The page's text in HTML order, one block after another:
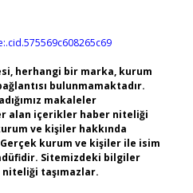
herhangi bir marka, kurum
bulunmamaktadır.
makaleler
alan içerikler haber niteliği
ve kişiler hakkında
kurum ve kişiler ile isim
Sitemizdeki bilgiler
taşımazlar.